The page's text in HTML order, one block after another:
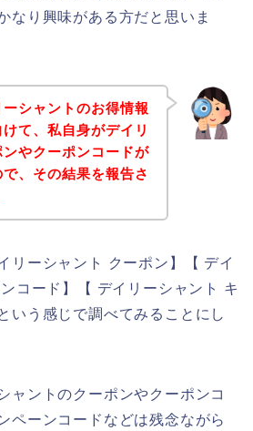
なり興味がある方だと思いま
シャントのお得情報
て、私自身がデイリ
やクーポンコードが
、その結果を報告さ
リーシャント クーポン】【 デイ
コード】【 デイリーシャント キ
いう感じで調べてみることにし
ャントのクーポンやクーポンコ
ペーンコードなどは残念ながら